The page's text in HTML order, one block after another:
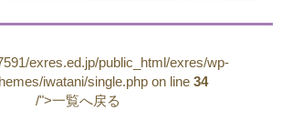
exres.ed.jp/public_html/exres/wp-
iwatani/single.php on line 34
/">一覧へ戻る